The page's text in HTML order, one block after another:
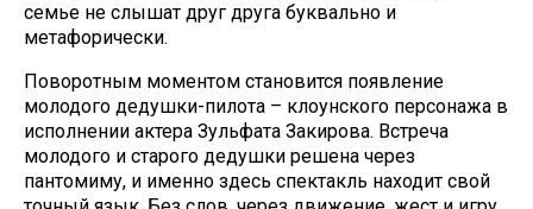
семье не слышат друг друга буквально и
метафорически.
Поворотным моментом становится появление
молодого дедушки-пилота – клоунского персонажа в
исполнении актера Зульфата Закирова. Встреча
молодого и старого дедушки решена через
пантомиму, и именно здесь спектакль находит свой